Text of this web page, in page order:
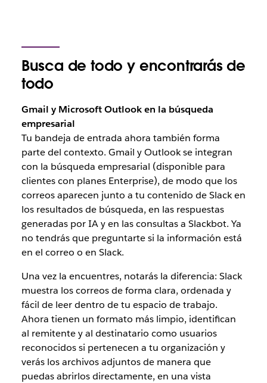
Busca de todo y encontrarás de
todo
Gmail y Microsoft Outlook en la búsqueda
empresarial
Tu bandeja de entrada ahora también forma
parte del contexto. Gmail y Outlook se integran
con la búsqueda empresarial (disponible para
clientes con planes Enterprise), de modo que los
correos aparecen junto a tu contenido de Slack en
los resultados de búsqueda, en las respuestas
generadas por IA y en las consultas a Slackbot. Ya
no tendrás que preguntarte si la información está
en el correo o en Slack.
Una vez la encuentres, notarás la diferencia: Slack
muestra los correos de forma clara, ordenada y
fácil de leer dentro de tu espacio de trabajo.
Ahora tienen un formato más limpio, identifican
al remitente y al destinatario como usuarios
reconocidos si pertenecen a tu organización y
verás los archivos adjuntos de manera que
puedas abrirlos directamente, en una vista